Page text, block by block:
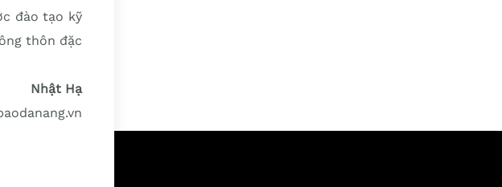
đào tạo kỹ
thôn đặc
Nhật Hạ